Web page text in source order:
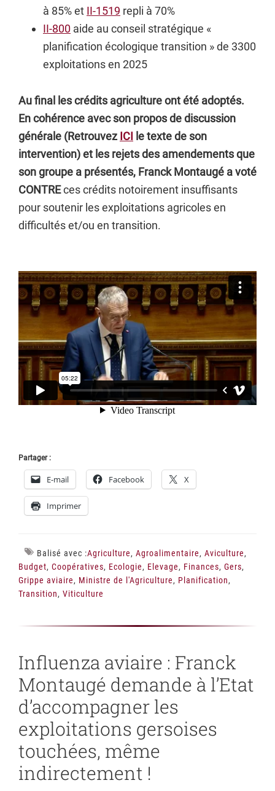
à 85% et II-1519 repli à 70%
II-800 aide au conseil stratégique «
planification écologique transition » de 3300
exploitations en 2025
Au final les crédits agriculture ont été adoptés.
En cohérence avec son propos de discussion
générale (Retrouvez ICI le texte de son
intervention) et les rejets des amendements que
son groupe a présentés, Franck Montaugé a voté
CONTREces crédits notoirement insuffisants
pour soutenir les exploitations agricoles en
difficultés et/ou en transition.
Partager :
E-mail Facebook X
Imprimer
Balisé avec :Agriculture, Agroalimentaire, Aviculture,
Budget, Coopératives, Ecologie, Elevage, Finances, Gers,
Grippe aviaire, Ministre de l'Agriculture, Planification,
Transition, Viticulture
Influenza aviaire : Franck
Montaugé demande à l’Etat
d’accompagner les
exploitations gersoises
touchées, même
indirectement !